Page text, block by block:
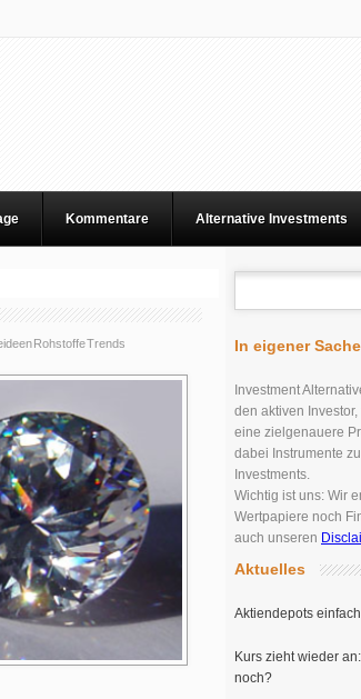
Kommentare Alternative Investments
RohstoffeTrends In eigener Sache
Investment
den aktiven
eine zielgenauere
dabei Instrumente
Investments.
Wichtig ist uns: Wir
Wertpapiere noch
auch unseren
Aktuelles
Aktiendepots
Kurs zieht wieder
noch?